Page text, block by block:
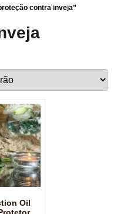
contra inveja”
Oil